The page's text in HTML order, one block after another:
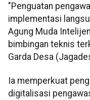
"Penguatan
implementasi
Agung Muda
bimbingan teknis
Garda Desa
Ia memperkuat
digitalisasi